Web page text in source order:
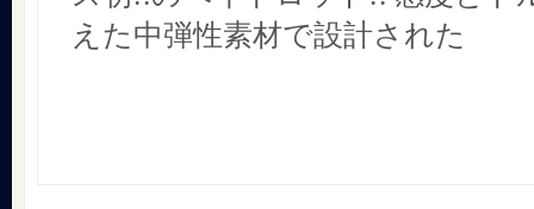
えた中弾性素材で設計された